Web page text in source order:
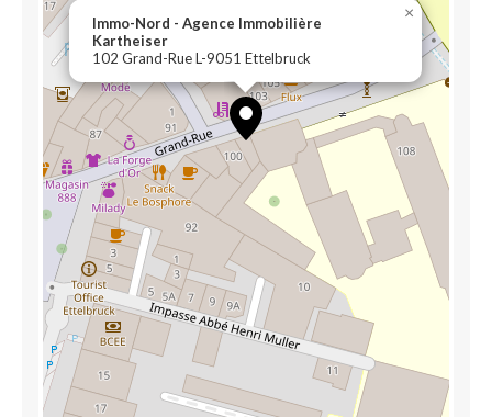
Immo-Nord - Agence Immobilière
Kartheiser
102 Grand-Rue L-9051 Ettelbruck
×